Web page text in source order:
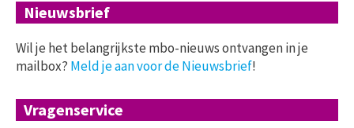
Nieuwsbrief
Wil je het belangrijkste mbo-nieuws ontvangen in je
mailbox? Meld je aan voor de Nieuwsbrief!
Vragenservice